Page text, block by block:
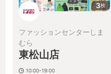
3枚
ファッションセンターしま
むら
東松山店
10:00-19:00